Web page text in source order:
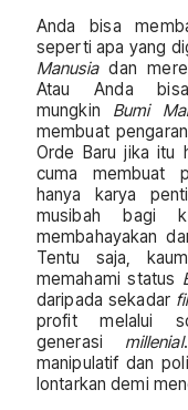
Anda bisa
seperti apa yang
Manusiadan
Atau Anda bisa
mungkin Bumi
membuat
Orde Baru jika itu
cuma membuat
hanya karya
musibah bagi
membahayakan
Tentu saja,
memahami status
daripada sekadar
profit melalui
generasi
millenial
manipulatif dan
lontarkan demi